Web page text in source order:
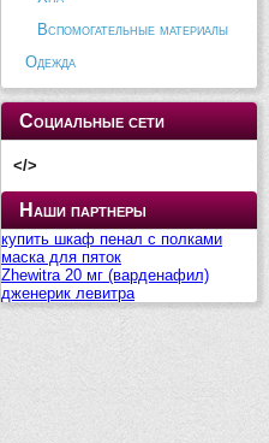
Вспомогательные материалы
Одежда
Социальные сети
</>
Наши партнеры
купить шкаф пенал с полками
маска для пяток
Zhewitra 20 мг (варденафил)
дженерик левитра